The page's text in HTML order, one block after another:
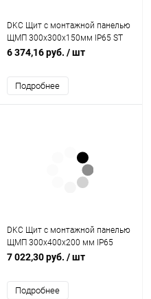
DKC Щит с монтажной панелью
ЩМП 300x300x150мм IP65 ST
(R5ST0331)
6 374,16 руб. / шт
Подробнее
DKC Щит с монтажной панелью
ЩМП 300x400x200 мм IP65
серия ST (R5ST0342)
7 022,30 руб. / шт
Подробнее